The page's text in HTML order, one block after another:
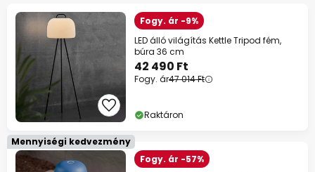
Fogy. ár -9%
LED álló világítás Kettle Tripod fém,
búra 36 cm
42 490 Ft
Fogy. ár47 014 Ft
Raktáron
Mennyiségi kedvezmény
Fogy. ár -57%